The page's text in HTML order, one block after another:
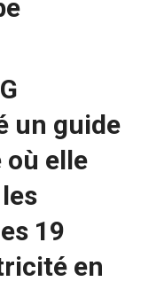
un guide
où elle
19
en